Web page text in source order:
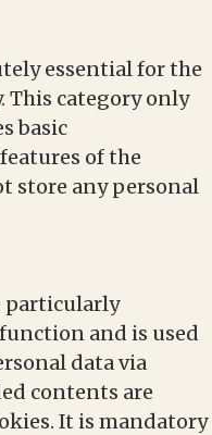
essential for the
This category only
basic
of the
store any personal
particularly
and is used
data via
contents are
It is mandatory